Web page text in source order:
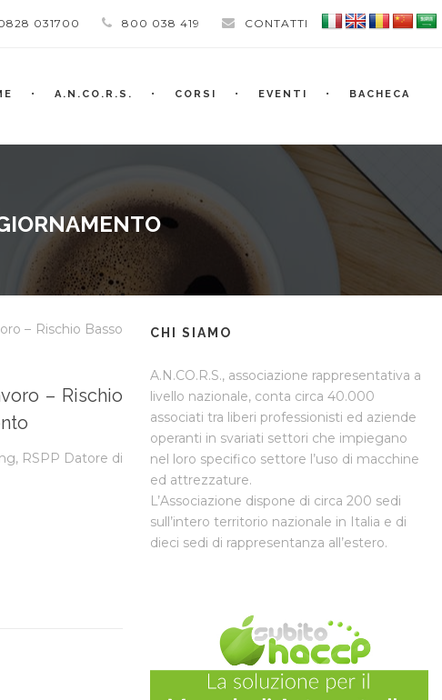
031700 800 038 419 CONTATTI
A.N.CO.R.S. CORSI EVENTI BACHECA
– Rischio Basso
– Rischio
, RSPP Datore di
CHI SIAMO
A.N.CO.R.S., associazione rappresentativa a
livello nazionale, conta circa 40.000
associati tra liberi professionisti ed aziende
operanti in svariati settori che impiegano
nel loro specifico settore l’uso di macchine
ed attrezzature.
L’Associazione dispone di circa 200 sedi
sull’intero territorio nazionale in Italia e di
dieci sedi di rappresentanza all’estero.